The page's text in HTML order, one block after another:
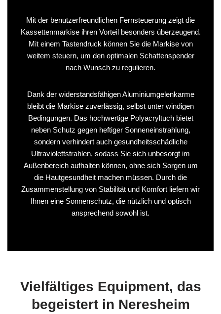
Mit der benutzerfreundlichen Fernsteuerung zeigt die
Kassettenmarkise ihren Vorteil besonders überzeugend.
Mit einem Tastendruck können Sie die Markise von
weitem steuern, um den optimalen Schattenspender
nach Wunsch zu regulieren.
Dank der widerstandsfähigen Aluminiumgelenkarme
bleibt die Markise zuverlässig, selbst unter windigen
Bedingungen. Das hochwertige Polyacryltuch bietet
neben Schutz gegen heftiger Sonneneinstrahlung,
sondern verhindert auch gesundheitsschädliche
Ultraviolettstrahlen, sodass Sie sich unbesorgt im
Außenbereich aufhalten können, ohne sich Sorgen um
die Hautgesundheit machen müssen. Durch die
Zusammenstellung von Stabilität und Komfort liefern wir
Ihnen eine Sonnenschutz, die nützlich und optisch
ansprechend sowohl ist.
Vielfältiges Equipment, das
begeistert in Neresheim